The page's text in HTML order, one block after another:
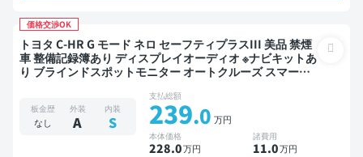
価格交渉OK
トヨタ C-HR G モード ネロ セーフティプラスIII 美品 禁煙
車 整備記録簿あり ディスプレイオーディオ ※ナビキットあ
り ブラインドスポットモニター オートクルーズ スマート
板金歴
なし
外装
A
内装
S
支払総額
239.0 万円
本体価格
228.0万円
諸費用
11.0万円